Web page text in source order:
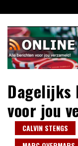
naar
inhoud
Dagelijks
voor jou
CALVIN STENGS